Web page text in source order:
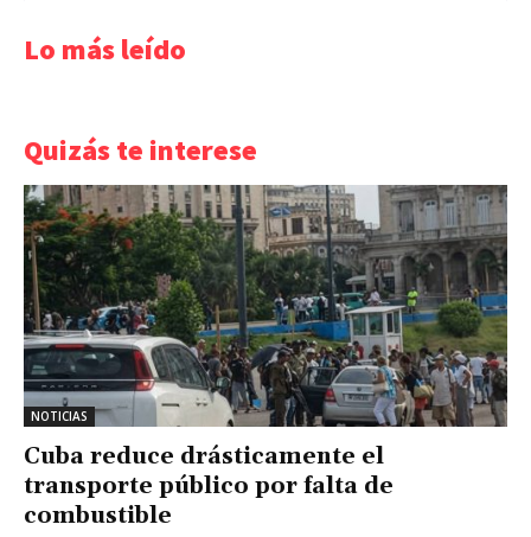
Lo más leído
Quizás te interese
NOTICIAS
Cuba reduce drásticamente el
transporte público por falta de
combustible